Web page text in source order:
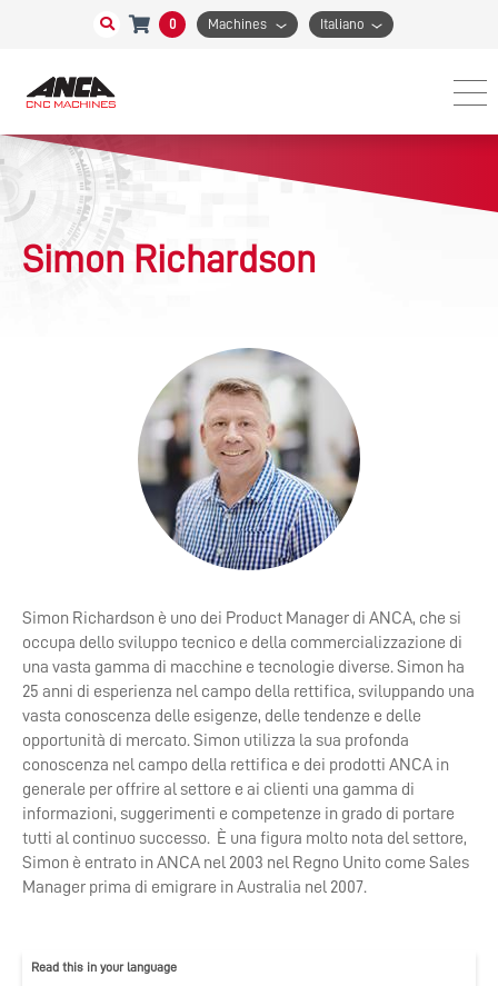
0 Machines Italiano
Simon Richardson
Simon Richardson è uno dei Product Manager di ANCA, che si
occupa dello sviluppo tecnico e della commercializzazione di
una vasta gamma di macchine e tecnologie diverse. Simon ha
25 anni di esperienza nel campo della rettifica, sviluppando una
vasta conoscenza delle esigenze, delle tendenze e delle
opportunità di mercato. Simon utilizza la sua profonda
conoscenza nel campo della rettifica e dei prodotti ANCA in
generale per offrire al settore e ai clienti una gamma di
informazioni, suggerimenti e competenze in grado di portare
tutti al continuo successo. È una figura molto nota del settore,
Simon è entrato in ANCA nel 2003 nel Regno Unito come Sales
Manager prima di emigrare in Australia nel 2007.
Read this in your language